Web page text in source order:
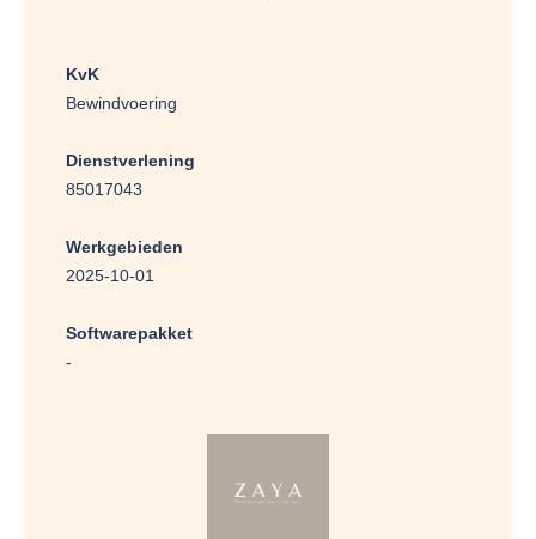
KvK
Bewindvoering
Dienstverlening
85017043
Werkgebieden
2025-10-01
Softwarepakket
-